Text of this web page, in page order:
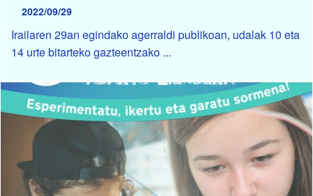
2022/09/29
Irailaren 29an egindako agerraldi publikoan, udalak 10 eta
14 urte bitarteko gazteentzako ...